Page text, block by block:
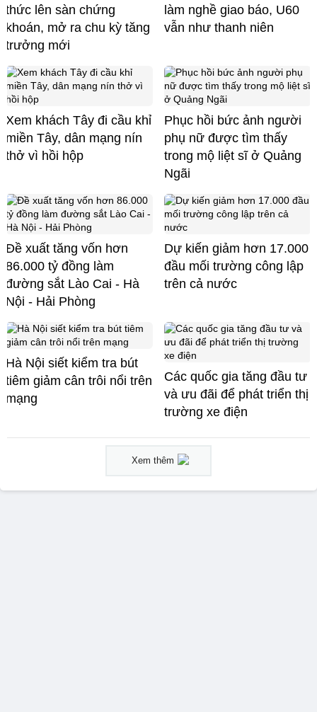
thức lên sàn chứng
khoán, mở ra chu kỳ tăng
trưởng mới
làm nghề giao báo, U60
vẫn như thanh niên
Xem khách Tây đi cầu khỉ
miền Tây, dân mạng nín
thở vì hồi hộp
Phục hồi bức ảnh người
phụ nữ được tìm thấy
trong mộ liệt sĩ ở Quảng
Ngãi
Đề xuất tăng vốn hơn
86.000 tỷ đồng làm
đường sắt Lào Cai - Hà
Nội - Hải Phòng
Dự kiến giảm hơn 17.000
đầu mối trường công lập
trên cả nước
Hà Nội siết kiểm tra bút
tiêm giảm cân trôi nổi trên
mạng
Các quốc gia tăng đầu tư
và ưu đãi để phát triển thị
trường xe điện
Xem thêm